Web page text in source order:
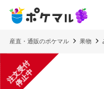
産直・通販のポケマル 果物
注
文
受
付
停
止
中